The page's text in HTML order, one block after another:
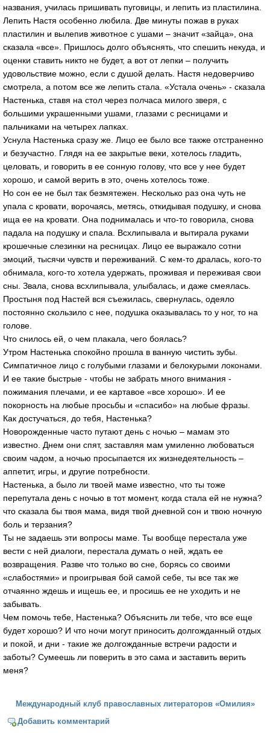
названия, училась пришивать пуговицы, и лепить из пластилина.
Лепить Настя особенно любила. Две минуты пожав в руках
пластилин и вылепив животное с ушами – значит «зайца», она
сказала «все». Пришлось долго объяснять, что спешить некуда, и
оценки ставить никто не будет, а вот от лепки – получить
удовольствие можно, если с душой делать. Настя недоверчиво
смотрела, а потом все же лепить стала. «Устала очень» - сказала
Настенька, ставя на стол через полчаса милого зверя, с
большими украшенными ушами, глазами с ресницами и
пальчиками на четырех лапках.
Уснула Настенька сразу же. Лицо ее было все также отстраненно
и безучастно. Глядя на ее закрытые веки, хотелось гладить,
целовать, и говорить в ее сонную голову, что все у нее будет
хорошо, и самой верить в это, очень хотелось тоже.
Но сон ее не был так безмятежен. Несколько раз она чуть не
упала с кровати, ворочаясь, метясь, откидывая подушку, и снова
ища ее на кровати. Она поднималась и что-то говорила, снова
падала на подушку и спала. Всхлипывала и вытирала руками
крошечные слезинки на ресницах. Лицо ее выражало сотни
эмоций, тысячи чувств и переживаний. С кем-то дралась, кого-то
обнимала, кого-то хотела удержать, проживая и переживая свои
сны. Звала, снова всхлипывала, улыбалась, и даже смеялась.
Простыня под Настей вся съежилась, свернулась, одеяло
постоянно скользило с нее, подушка оказывалась то у ног, то на
голове.
Что снилось ей, о чем плакала, чего боялась?
Утром Настенька спокойно прошла в ванную чистить зубы.
Симпатичное лицо с голубыми глазами и белокурыми локонами.
И ее такие быстрые - чтобы не забрать много внимания -
пожимания плечами, и ее картавое «все хорошо». И ее
покорность на любые просьбы и «спасибо» на любые фразы.
Как достучаться, до тебя, Настенька?
Новорожденные часто путают день с ночью – мамам это
известно. Днем они спят, заставляя мам умиленно любоваться
своим чадом, а ночью просыпается их жизнедеятельность –
аппетит, игры, и другие потребности.
Настенька, а было ли твоей маме известно, что ты тоже
перепутала день с ночью в тот момент, когда стала ей не нужна?
что сказала бы твоя мама, видя твой дневной сон и твою ночную
боль и терзания?
Ты не задаешь эти вопросы маме. Ты вообще перестала уже
вести с ней диалоги, перестала думать о ней, ждать ее
возвращения. Разве что только во сне, борясь со своими
«слабостями» и проигрывая бой самой себе, ты все так же
отчаянно ждешь и ищешь ее, и просишь ее не уходить и не
забывать.
Чем помочь тебе, Настенька? Объяснить ли тебе, что все еще
будет хорошо? И что ночи могут приносить долгожданный отдых
и покой, и дни - такие же долгожданные встречи радости и
заботы? Сумеешь ли поверить в это сама и заставить верить
меня?
Международный клуб православных литераторов «Омилия»
Добавить комментарий